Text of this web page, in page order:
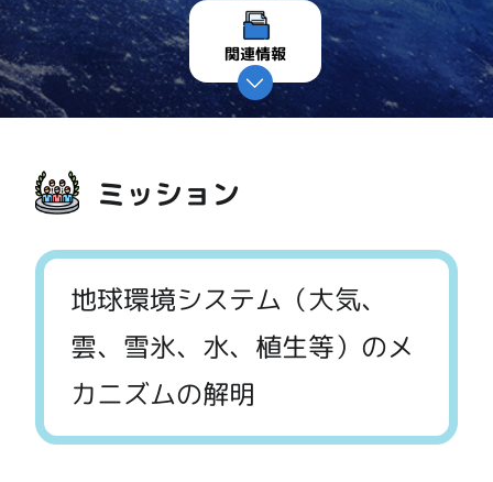
関連情報
ミッション
地球環境システム（大気、
雲、雪氷、水、植生等）のメ
カニズムの解明